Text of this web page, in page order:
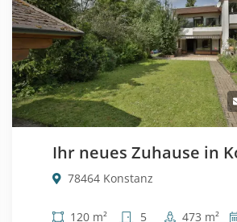
78464 Konstanz
120 m²
5
473 m²